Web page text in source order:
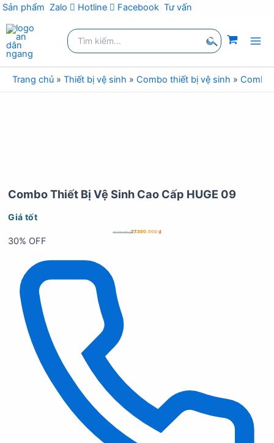
Sản phẩm Zalo Hotline Facebook Tư vấn
Nhảy
tới
nội
dung
Tìm
kiếm:
kiếm
Trang chủ » Thiết bị vệ sinh » Combo thiết bị vệ sinh » Combo
Combo Thiết Bị Vệ Sinh Cao Cấp HUGE 09
Giá tốt
39.000.000₫27.300.000 ₫
30% OFF